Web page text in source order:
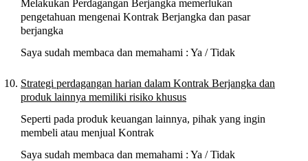
Melakukan Perdagangan Berjangka memerlukan
pengetahuan mengenai Kontrak Berjangka dan pasar
berjangka
Saya sudah membaca dan memahami : Ya / Tidak
Strategi perdagangan harian dalam Kontrak Berjangka dan
produk lainnya memiliki risiko khusus
Seperti pada produk keuangan lainnya, pihak yang ingin
membeli atau menjual Kontrak
Saya sudah membaca dan memahami : Ya / Tidak